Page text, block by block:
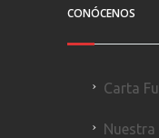
CONÓCENOS
Carta